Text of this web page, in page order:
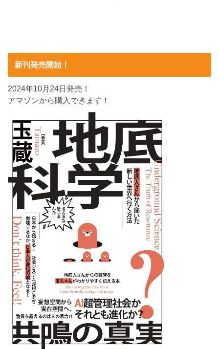
新刊発売開始！
2024年10月24日発売！
アマゾンから購入できます！